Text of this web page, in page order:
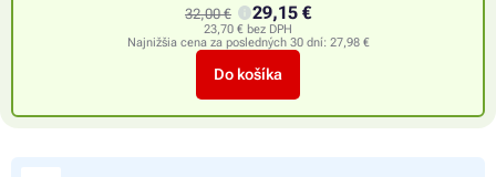
32,00 € 29,15 €
23,70 € bez DPH
Najnižšia cena za posledných 30 dní: 27,98 €
Do košíka